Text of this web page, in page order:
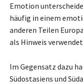
Emotion
häufig in einem
anderen Teilen
als Hinweis
Im Gegensatz dazu
Südostasiens und